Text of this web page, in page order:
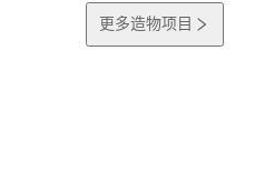
更多造物项目